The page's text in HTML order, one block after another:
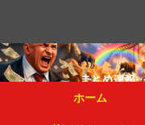
ホーム